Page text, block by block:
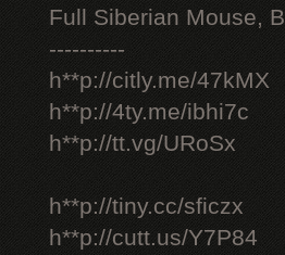
Full Siberian Mouse,
----------
h**p://citly.me/47kMX
h**p://4ty.me/ibhi7c
h**p://tt.vg/URoSx
h**p://tiny.cc/sficzx
h**p://cutt.us/Y7P84